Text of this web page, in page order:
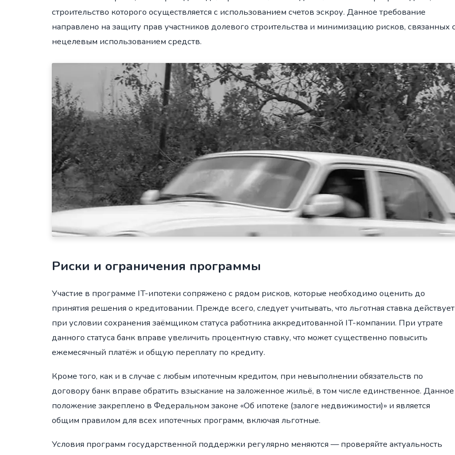
строительство которого осуществляется с использованием счетов эскроу. Данное требование
направлено на защиту прав участников долевого строительства и минимизацию рисков, связанных
нецелевым использованием средств.
Риски и ограничения программы
Участие в программе IT-ипотеки сопряжено с рядом рисков, которые необходимо оценить до
принятия решения о кредитовании. Прежде всего, следует учитывать, что льготная ставка действует
при условии сохранения заёмщиком статуса работника аккредитованной IT-компании. При утрате
данного статуса банк вправе увеличить процентную ставку, что может существенно повысить
ежемесячный платёж и общую переплату по кредиту.
Кроме того, как и в случае с любым ипотечным кредитом, при невыполнении обязательств по
договору банк вправе обратить взыскание на заложенное жильё, в том числе единственное. Данное
положение закреплено в Федеральном законе «Об ипотеке (залоге недвижимости)» и является
общим правилом для всех ипотечных программ, включая льготные.
Условия программ государственной поддержки регулярно меняются — проверяйте актуальность